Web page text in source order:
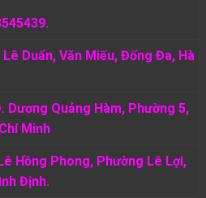
Duẩn, Văn Miếu, Đống Đa, Hà
Dương Quảng Hàm, Phường 5,
Minh
Hồng Phong, Phường Lê Lợi,
Định.